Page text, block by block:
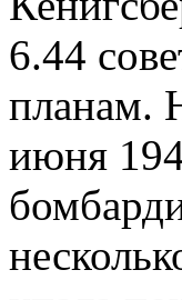
6.44
планам.
июня